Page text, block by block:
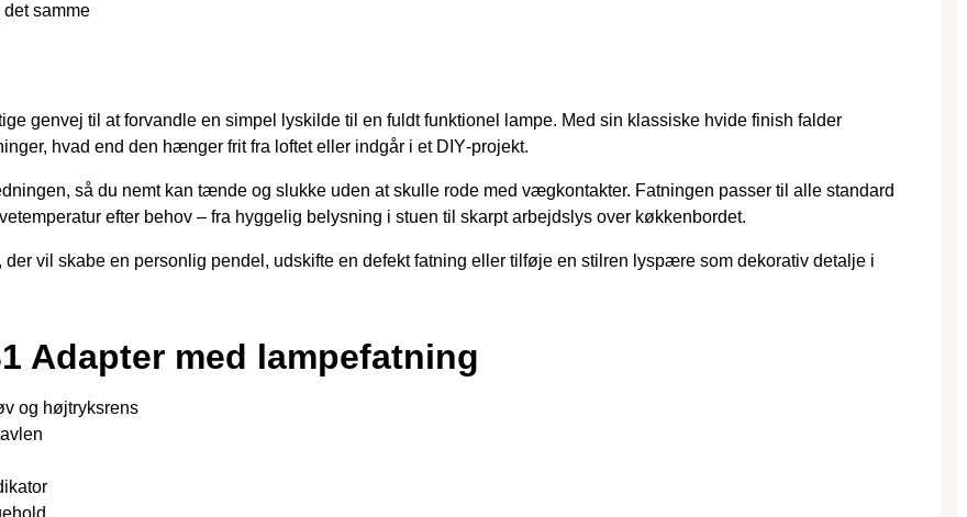
samme
genvej til at forvandle en simpel lyskilde til en fuldt funktionel lampe. Med sin klassiske hvide finish falder
hvad end den hænger frit fra loftet eller indgår i et DIY‐projekt.
så du nemt kan tænde og slukke uden at skulle rode med vægkontakter. Fatningen passer til alle standard
efter behov – fra hyggelig belysning i stuen til skarpt arbejdslys over køkkenbordet.
vil skabe en personlig pendel, udskifte en defekt fatning eller tilføje en stilren lyspære som dekorativ detalje i
Adapter med lampefatning
og højtryksrens